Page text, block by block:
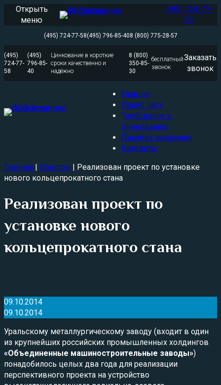
Перейти
содержимому
Открыть
меню
(495) 724-77-
58
(495) 724-77-58(495) 796-85-408 (800) 775-28-57
(495)
724-77-
58
(495)
796-85-
40
Цинкование в короткие
сроки качественно и
надёжно
8 (800)
350-85-
30
бесплатный
звонок
Заказать
звонок
Главная
Прайс лист
Требования к
цинкованию
Памятка заказчику
Контакты
Главная | Новости | Реализован проект по установке
нового кольцепрокатного стана
Реализован проект по
установке нового
кольцепрокатного стана
09.10.2014
09.10.2014
Уральскому металлургическому заводу (входит в один
из крупнейших российских промышленных холдингов
«Объединенные машиностроительные заводы»)
понадобилось целых два года для реализации
перспективного проекта на устройство